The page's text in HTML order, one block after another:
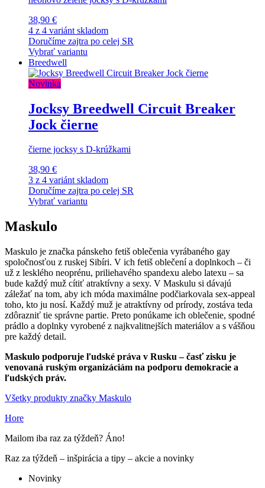
38,90 €
4 z 4 variánt skladom
Doručíme zajtra po celej SR
Vybrať variantu
Breedwell
Novinka
Jocksy Breedwell Circuit Breaker
Jock čierne
čierne jocksy s D-krúžkami
38,90 €
3 z 4 variánt skladom
Doručíme zajtra po celej SR
Vybrať variantu
Maskulo
Maskulo je značka pánskeho fetiš oblečenia vyrábaného gay
spoločnosťou z ruskej Sibíri. V ich fetiš oblečení a doplnkoch – či
už z lesklého neoprénu, priliehavého spandexu alebo latexu – sa
bude každý muž cítiť atraktívny a sexy. V Maskulu si dávajú
záležať na tom, aby ich móda maximálne podčiarkovala sex-appeal
toho, kto ju nosí. Každý muž je atraktívny od prírody, zostáva teda
zdôrazniť tie správne partie. Preto ponúkame ich oblečenie, spodné
prádlo a doplnky vyrobené z najkvalitnejších materiálov a s vášňou
pre každý detail.
Maskulo podporuje ľudské práva v Rusku – časť zisku je
venovaná ruským organizáciám na podporu demokracie a
ľudských práv.
Všetky produkty značky Maskulo
Hore
Mailom iba raz za týždeň? Áno!
Raz za týždeň – inšpirácia a tipy – akcie a novinky
Novinky